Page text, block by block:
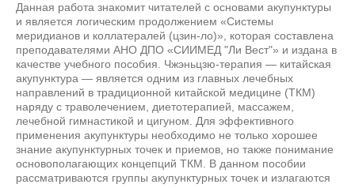
Данная работа знакомит читателей с основами акупунктуры
и является логическим продолжением «Системы
меридианов и коллатералей (цзин-ло)», которая составлена
преподавателями АНО ДПО «СИИМЕД "Ли Вест"» и издана в
качестве учебного пособия. Чжэньцзю-терапия — китайская
акупунктура — является одним из главных лечебных
направлений в традиционной китайской медицине (ТКМ)
наряду с траволечением, диетотерапией, массажем,
лечебной гимнастикой и цигуном. Для эффективного
применения акупунктуры необходимо не только хорошее
знание акупунктурных точек и приемов, но также понимание
основополагающих концепций ТКМ. В данном пособии
рассматриваются группы акупунктурных точек и излагаются